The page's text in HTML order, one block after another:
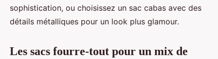
sophistication, ou choisissez un sac cabas avec des
détails métalliques pour un look plus glamour.
Les sacs fourre-tout pour un mix de